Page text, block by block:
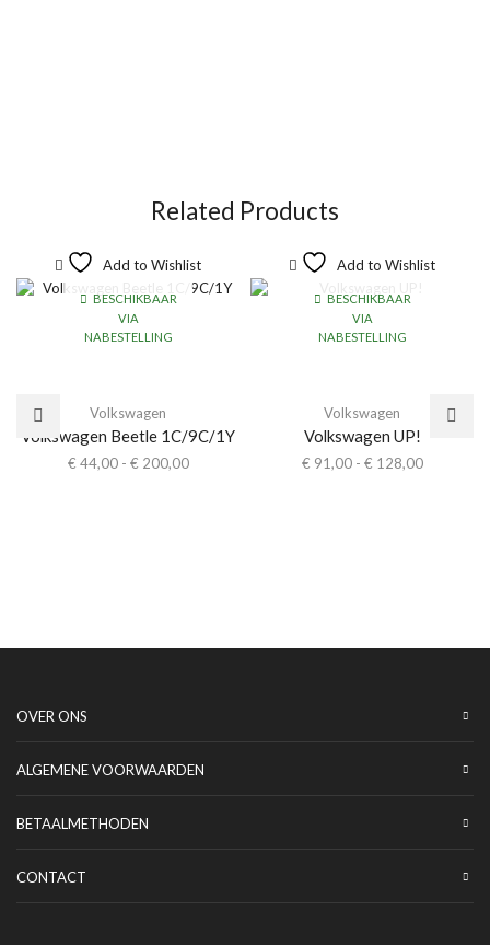
Related Products
Add to Wishlist
BESCHIKBAAR
VIA
NABESTELLING
Volkswagen
Volkswagen Beetle 1C/9C/1Y
€ 44,00 - € 200,00
Add to Wishlist
BESCHIKBAAR
VIA
NABESTELLING
Volkswagen
Volkswagen UP!
€ 91,00 - € 128,00
OVER ONS
ALGEMENE VOORWAARDEN
BETAALMETHODEN
CONTACT